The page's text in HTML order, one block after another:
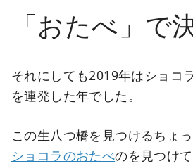
「おたべ」で
それにしても2019年はショコ
を連発した年でした。
この生八つ橋を見つけるちょっ
ショコラのおたべのを見つけ